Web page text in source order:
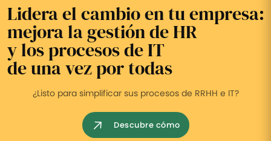
Lidera el cambio en tu empresa:
mejora la gestión de HR
y los procesos de IT
de una vez por todas
¿Listo para simplificar sus procesos de RRHH e IT?
Descubre cómo